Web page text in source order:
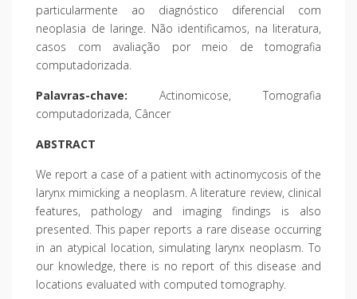
particularmente ao diagnóstico diferencial com
neoplasia de laringe. Não identificamos, na literatura,
casos com avaliação por meio de tomografia
computadorizada.
Palavras-chave: Actinomicose, Tomografia
computadorizada, Câncer
ABSTRACT
We report a case of a patient with actinomycosis of the
larynx mimicking a neoplasm. A literature review, clinical
features, pathology and imaging findings is also
presented. This paper reports a rare disease occurring
in an atypical location, simulating larynx neoplasm. To
our knowledge, there is no report of this disease and
locations evaluated with computed tomography.